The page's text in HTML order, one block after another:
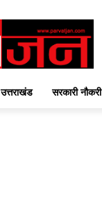
उत्तराखंड सरकारी नौकरी